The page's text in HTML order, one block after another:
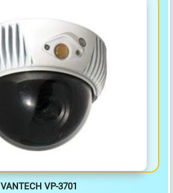
VANTECH VP-3701